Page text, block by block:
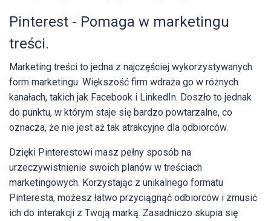
Pinterest - Pomaga w marketingu
treści.
Marketing treści to jedna z najczęściej wykorzystywanych
form marketingu. Większość firm wdraża go w różnych
kanałach, takich jak Facebook i LinkedIn. Doszło to jednak
do punktu, w którym staje się bardzo powtarzalne, co
oznacza, że nie jest aż tak atrakcyjne dla odbiorców.
Dzięki Pinterestowi masz pełny sposób na
urzeczywistnienie swoich planów w treściach
marketingowych. Korzystając z unikalnego formatu
Pinteresta, możesz łatwo przyciągnąć odbiorców i zmusić
ich do interakcji z Twoją marką. Zasadniczo skupia się